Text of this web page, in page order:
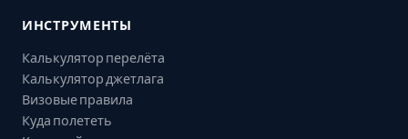
ИНСТРУМЕНТЫ
Калькулятор перелёта
Калькулятор джетлага
Визовые правила
Куда полететь